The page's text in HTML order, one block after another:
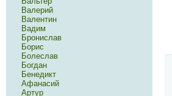
Валерий
Валентин
Вадим
Бронислав
Борис
Болеслав
Богдан
Бенедикт
Афанасий
Артур